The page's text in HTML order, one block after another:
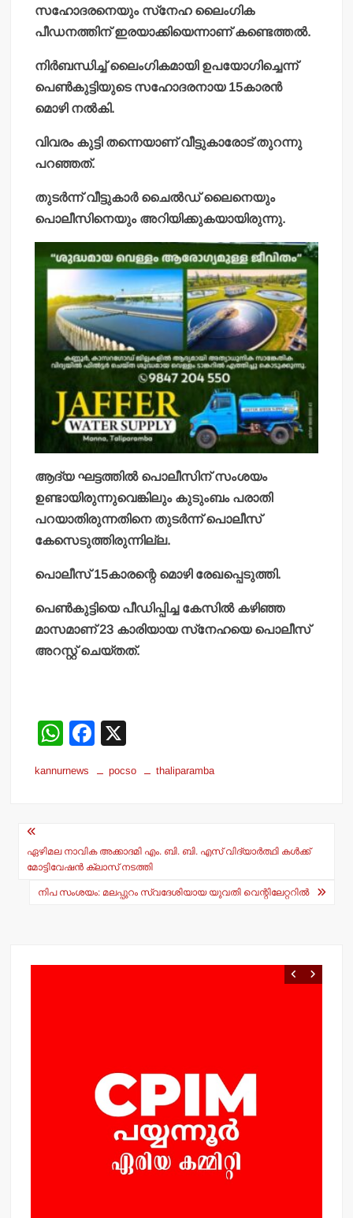
സഹോദരനെയും സ്‌നേഹ ലൈംഗിക
പീഡനത്തിന് ഇരയാക്കിയെന്നാണ് കണ്ടെത്തല്‍.
നിര്‍ബന്ധിച്ച് ലൈംഗികമായി ഉപയോഗിച്ചെന്ന്
പെണ്‍കുട്ടിയുടെ സഹോദരനായ 15കാരന്‍
മൊഴി നല്‍കി.
വിവരം കുട്ടി തന്നെയാണ് വീട്ടുകാരോട് തുറന്നു
പറഞ്ഞത്.
തുടര്‍ന്ന് വീട്ടുകാര്‍ ചൈല്‍ഡ് ലൈനെയും
പൊലീസിനെയും അറിയിക്കുകയായിരുന്നു.
ആദ്യ ഘട്ടത്തില്‍ പൊലീസിന് സംശയം
ഉണ്ടായിരുന്നുവെങ്കിലും കുടുംബം പരാതി
പറയാതിരുന്നതിനെ തുടര്‍ന്ന് പൊലീസ്
കേസെടുത്തിരുന്നില്ല.
പൊലീസ് 15കാരന്റെ മൊഴി രേഖപ്പെടുത്തി.
പെണ്‍കുട്ടിയെ പീഡിപ്പിച്ച കേസില്‍ കഴിഞ്ഞ
മാസമാണ് 23 കാരിയായ സ്‌നേഹയെ പൊലീസ്
അറസ്റ്റ് ചെയ്തത്.
W
at
p
p
F
c
o
o
kannurnews pocso thaliparamba
Post
navigation
ഏഴിമല നാവിക അക്കാദമി എം. ബി. ബി. എസ് വിദ്യാര്‍ത്ഥി കള്‍ക്ക്
മോട്ടിവേഷന്‍ ക്ലാസ് നടത്തി
നിപ സംശയം: മലപ്പുറം സ്വദേശിയായ യുവതി വെന്റിലേറ്ററില്‍